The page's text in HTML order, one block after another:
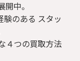
中。
験のある スタッ
４つの買取方法